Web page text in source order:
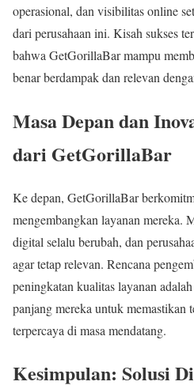
operasional, dan visibilitas online
dari perusahaan ini. Kisah sukses
bahwa GetGorillaBar mampu
benar berdampak dan relevan
Masa Depan dan
dari GetGorillaBar
Ke depan, GetGorillaBar
mengembangkan layanan mereka.
digital selalu berubah, dan
agar tetap relevan. Rencana
peningkatan kualitas layanan
panjang mereka untuk memastikan
terpercaya di masa mendatang.
Kesimpulan: Solusi